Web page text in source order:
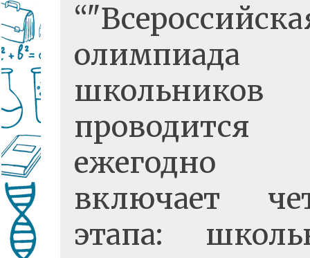
олимпиада
школьников
проводится
включает
этапа: